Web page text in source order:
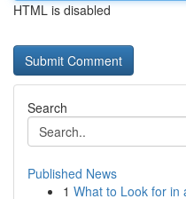
HTML is disabled
Search
Published News
1 What to Look for in